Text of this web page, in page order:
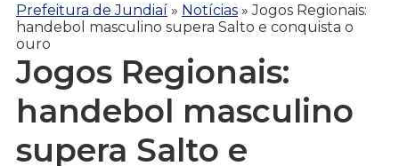
Prefeitura de Jundiaí » Notícias »Jogos Regionais:
handebol masculino supera Salto e conquista o
ouro
Jogos Regionais:
handebol masculino
supera Salto e